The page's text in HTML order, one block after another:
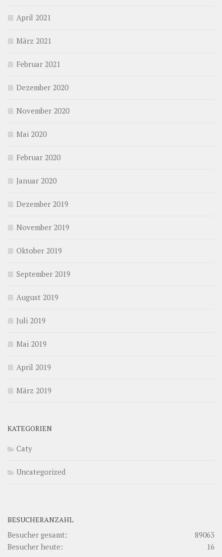
April 2021
März 2021
Februar 2021
Dezember 2020
November 2020
Mai 2020
Februar 2020
Januar 2020
Dezember 2019
November 2019
Oktober 2019
September 2019
August 2019
Juli 2019
Mai 2019
April 2019
März 2019
KATEGORIEN
Caty
Uncategorized
BESUCHERANZAHL
89063
Besucher gesamt:
16
Besucher heute: